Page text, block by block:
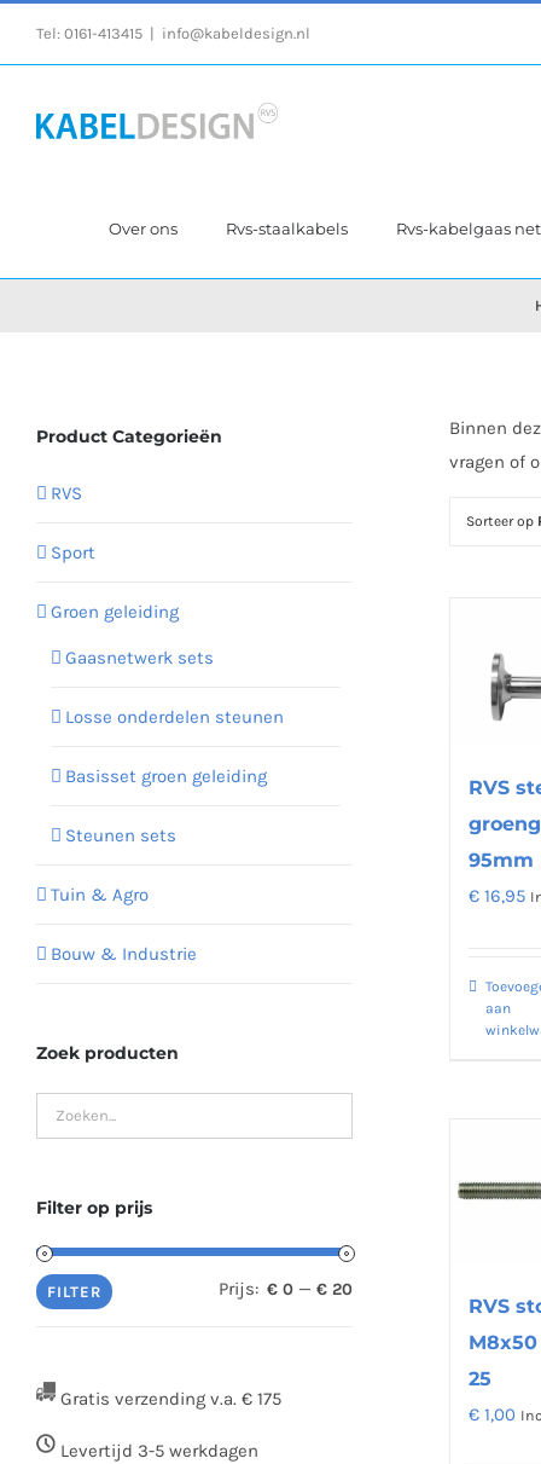
Tel: 0161-413415 info@kabeldesign.nl
Over ons Rvs-staalkabels Rvs-kabelgaas
Binnen
vragen of
Sorteer op
RVS
95mm
€ 16,95
aan
RVS
25
€ 1,00
Product Categorieën
RVS
Sport
Groen geleiding
Gaasnetwerk sets
Losse onderdelen steunen
Basisset groen geleiding
Steunen sets
Tuin & Agro
Bouw & Industrie
Zoek producten
Filter op prijs
Min.
Max.
FILTER Prijs: € 0 —€ 20
Gratis verzending v.a. € 175
Levertijd 3-5 werkdagen